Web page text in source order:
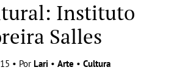
Instituto
Salles
• Por Lari • Arte • Cultura